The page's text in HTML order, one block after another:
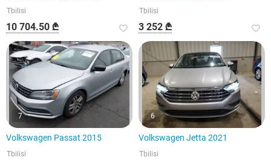
Tbilisi
10 704.50 ₾
Tbilisi
3 252 ₾
7
Volkswagen Passat 2015
Tbilisi
6
Volkswagen Jetta 2021
Tbilisi